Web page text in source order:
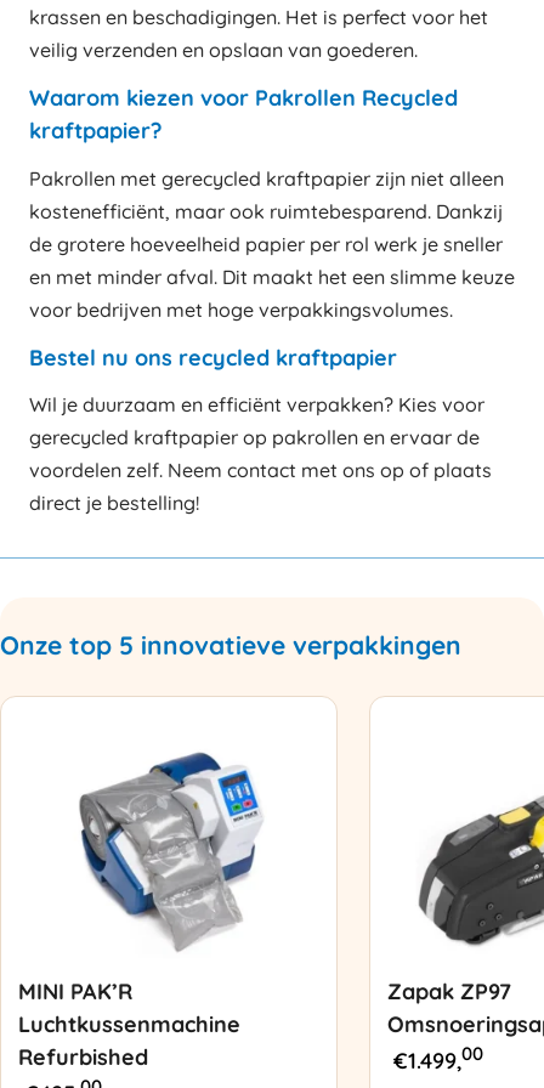
krassen en beschadigingen. Het is perfect voor het
veilig verzenden en opslaan van goederen.
Waarom kiezen voor Pakrollen Recycled
kraftpapier?
Pakrollen met gerecycled kraftpapier zijn niet alleen
kostenefficiënt, maar ook ruimtebesparend. Dankzij
de grotere hoeveelheid papier per rol werk je sneller
en met minder afval. Dit maakt het een slimme keuze
voor bedrijven met hoge verpakkingsvolumes.
Bestel nu ons recycled kraftpapier
Wil je duurzaam en efficiënt verpakken? Kies voor
gerecycled kraftpapier op pakrollen en ervaar de
voordelen zelf. Neem contact met ons op of plaats
direct je bestelling!
Onze top 5 innovatieve verpakkingen
MINI PAK’R
Luchtkussenmachine
Refurbished
Zapak ZP97
€1.499,00